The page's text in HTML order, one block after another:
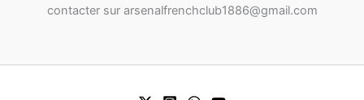
contacter sur arsenalfrenchclub1886@gmail.com